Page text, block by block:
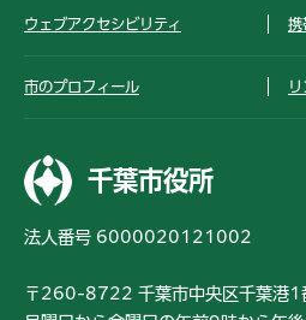
ウェブアクセシビリティ 携
市のプロフィール
千葉市役所
法人番号 6000020121002
〒260-8722 千葉市中央区千葉港1